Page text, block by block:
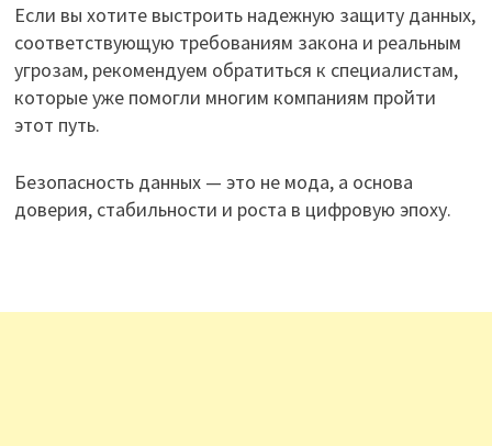
Если вы хотите выстроить надежную защиту данных,
соответствующую требованиям закона и реальным
угрозам, рекомендуем обратиться к специалистам,
которые уже помогли многим компаниям пройти
этот путь.
Безопасность данных — это не мода, а основа
доверия, стабильности и роста в цифровую эпоху.